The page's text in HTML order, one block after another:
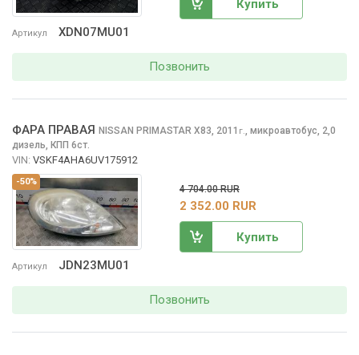
Артикул XDN07MU01
Купить
Позвонить
-50%
Артикул JDN23MU01
ФАРА ПРАВАЯ NISSAN PRIMASTAR X83, 2011 г., микроавтобус, 2,0
дизель, КПП 6ст.
VIN: VSKF4AHA6UV175912
4 704.00 RUR
2 352.00 RUR
Купить
Позвонить